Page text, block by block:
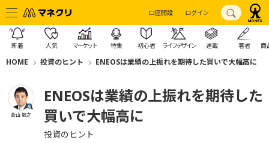
口座開設 ログイン
新着 人気 マーケット 特集 初心者 ライフデザイン 連載 著者 商
HOME 投資のヒント ENEOSは業績の上振れを期待した買いで大幅高に
金山 敏之
ENEOSは業績の上振れを期待した
買いで大幅高に
投資のヒント